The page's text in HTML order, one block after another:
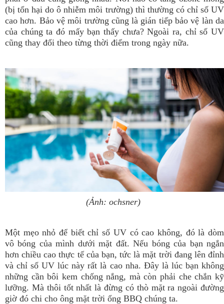
(bị tổn hại do ô nhiễm môi trường) thì thường có chỉ số UV
cao hơn. Bảo vệ môi trường cũng là gián tiếp bảo vệ làn da
của chúng ta đó mấy bạn thấy chưa?Ngoài ra, chỉ số UV
cũng thay đổi theo từng thời điểm trong ngày nữa.
(Ảnh: ochsner)
Một mẹo nhỏ để biết chỉ số UV có cao không, đó là dòm
vô bóng của mình dưới mặt đất. Nếu bóng của bạn ngắn
hơn chiều cao thực tế của bạn, tức là mặt trời đang lên đỉnh
và chỉ số UV lúc này rất là cao nha. Đây là lúc bạn không
những cần bôi kem chống nắng, mà còn phải che chắn kỹ
lưỡng. Mà thôi tốt nhất là đừng có thò mặt ra ngoài đường
giờ đó chi cho ông mặt trời ổng BBQ chúng ta.